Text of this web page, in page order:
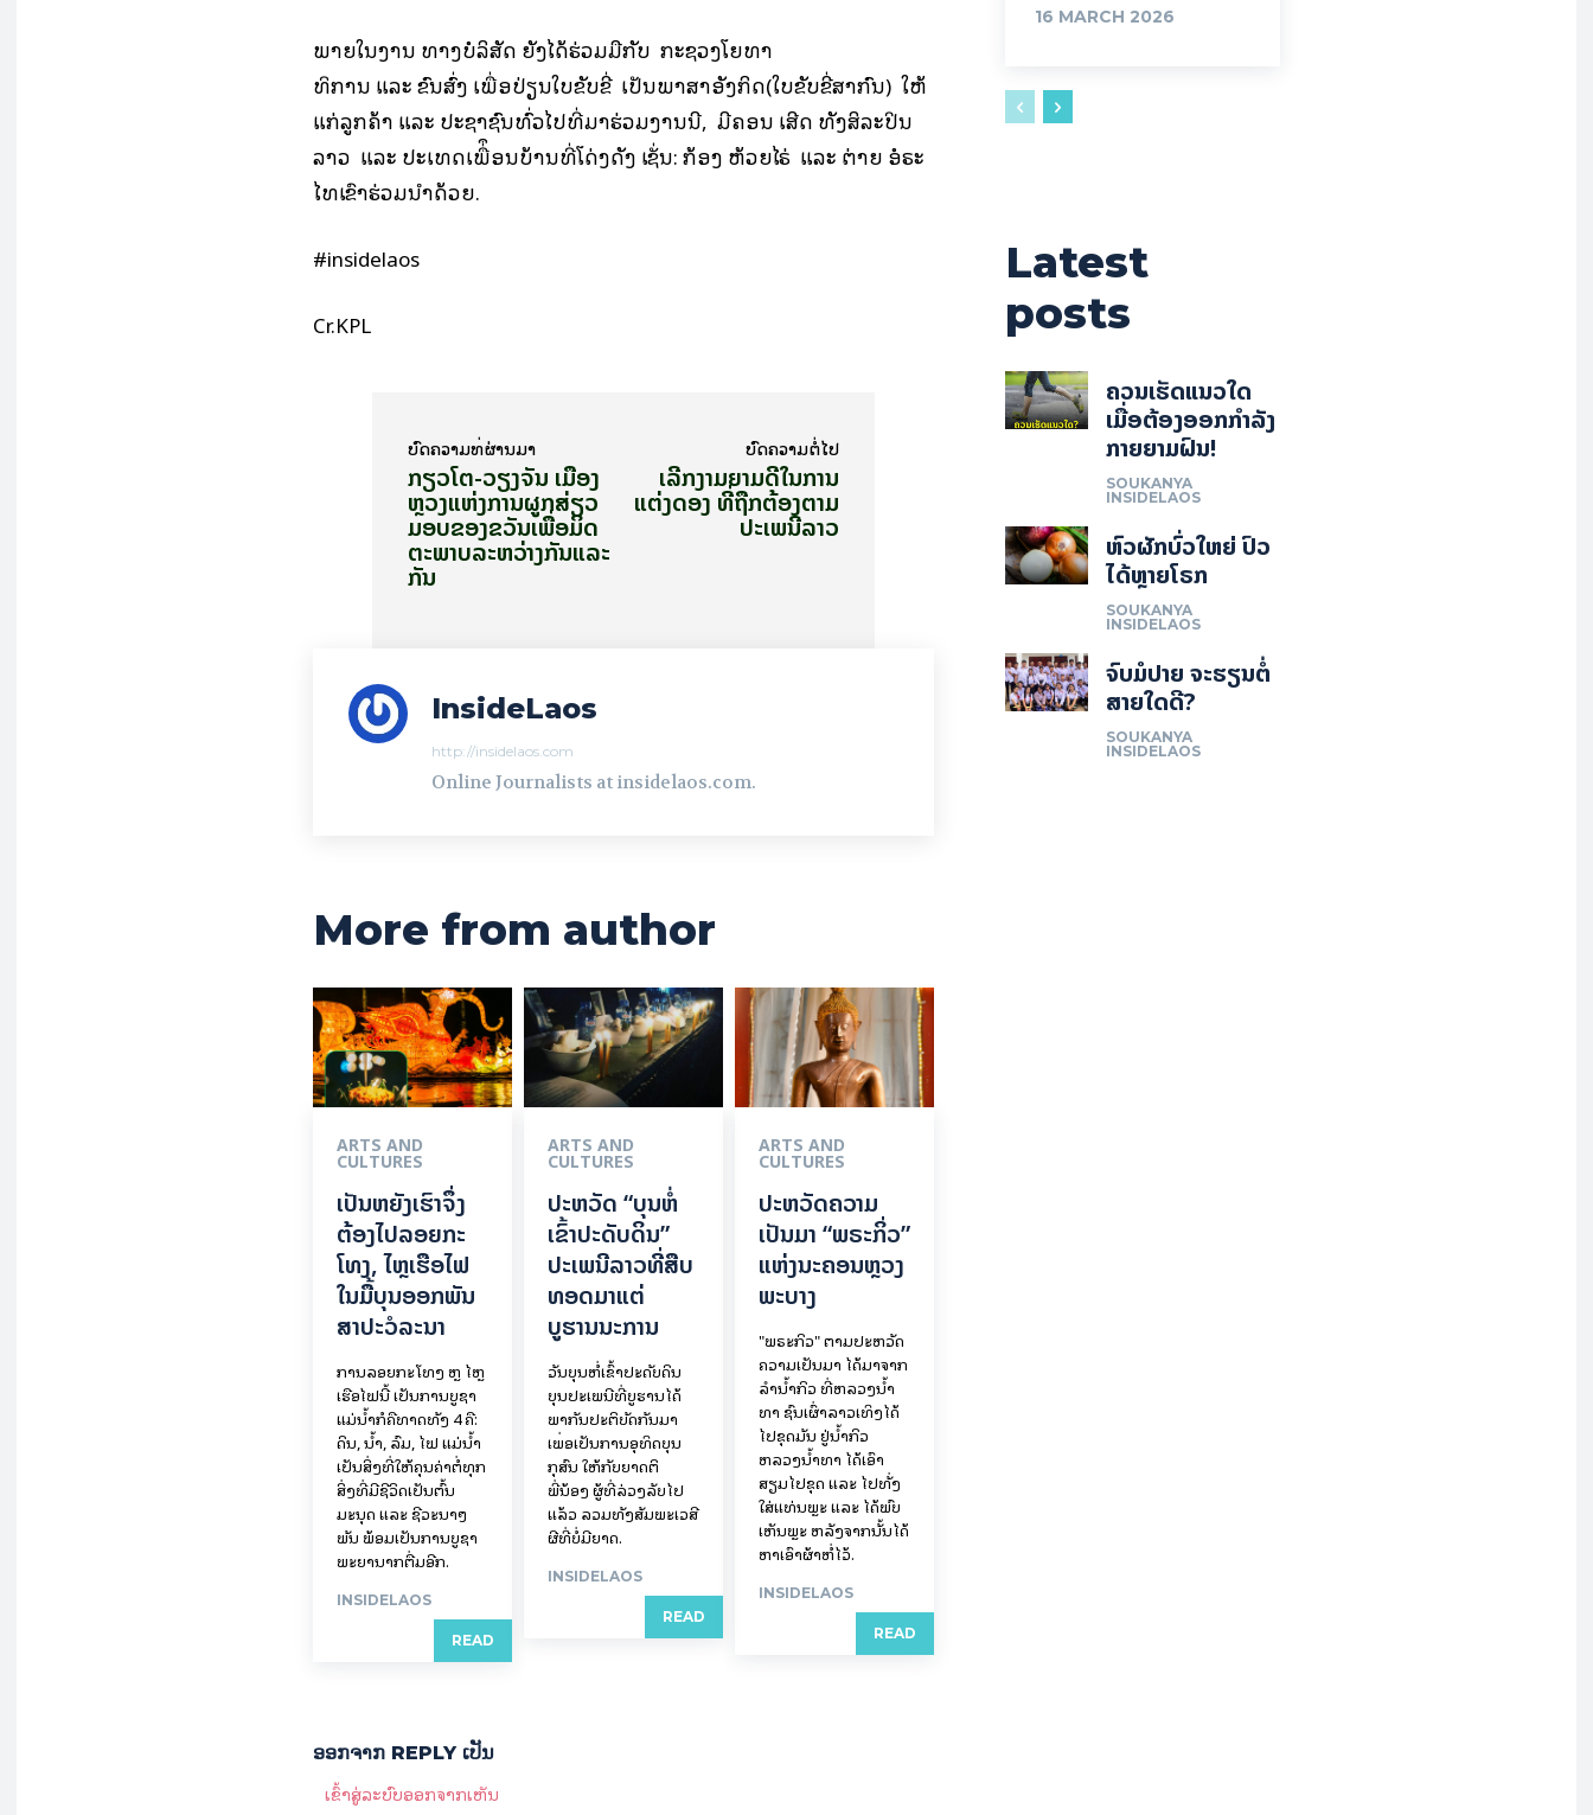
ພາຍໃນງານ ທາງບໍລິສັດ ຍັງໄດ້ຮ່ວມມືກັບ ກະຊວງໂຍທາ
ທິການ ແລະ ຂົນສົ່ງ ເພື່ອປ່ຽນໃບຂັບຂີ່ ເປັນພາສາອັງກິດ(ໃບຂັບຂີ່ສາກົນ) ໃຫ້
ແກ່ລູກຄ້າ ແລະ ປະຊາຊົນທົ່ວໄປທີ່ມາຮ່ວມງານນີ້, ມີຄອນ ເສີດ ທັງສິລະປິນ
ລາວ ແລະ ປະເທດເພື່ຶອນບ້ານທີ່ໂດ່ງດັງ ເຊັ່ນ: ກ້ອງ ຫ້ວຍໄຣ່ ແລະ ຕ່າຍ ອໍຣະ
ໄທເຂົ້າຮ່ວມນຳດ້ວຍ.
#insidelaos
Cr.KPL
ບົດ​ຄວາມ​ທີ່​ຜ່ານ​ມາ
ກຽວ​ໂຕ-ວຽງ​ຈັນ ເມືອງ​
ຫຼວງ​ແຫ່ງ​ການ​ຜູກ​ສ່ຽວ
ມອບ​ຂອງ​ຂວັນ​ເພື່ອ​ມິດ​
ຕະ​ພາບ​ລະ​ຫວ່າງ​ກັນ​ແລະ​
ກັນ
ບົດ​ຄວາມ​ຕໍ່​ໄປ
ເລີກງາມຍາມດີໃນການ
ແຕ່ງດອງ ທີ່ຖືກຕ້ອງຕາມ
ປະເພນີລາວ
InsideLaos
http://insidelaos.com
Online Journalists at insidelaos.com.
More from author
ARTS AND
CULTURES
ເປັນ​ຫຍັງ​ເຮົາ​ຈຶ່ງ​
ຕ້ອງ​ໄປລອຍ​ກະ​
ໂທງ, ໄຫຼ​ເຮືອ​ໄຟ
ໃນ​ມື້​​ບຸນ​ອອກ​ພັນ​
ສາ​ປະ​ວໍ​ລະ​ນາ
ການລອຍ​ກະ​ໂທງ ຫຼື ໄຫຼ
ເຮືອໄຟນີ້ ເປັນການບູຊາ
ແມ່ນໍ້າກໍຄືທາດທັງ 4 ຄື:
ດິນ, ນໍ້າ, ລົມ, ໄຟ ແມ່ນໍ້າ
ເປັນສິ່ງທີ່ໃຫ້ຄຸນຄ່າຕໍ່ທຸກ
ສິ່ງທີ່ມີຊີວິດເປັນຕົ້ນ
ມະນຸດ ແລະ ຊີວະນາໆ
ພັນ ພ້ອມເປັນການບູຊາ
ພະຍານາກຕື່ມອີກ.
INSIDELAOS
READ
ARTS AND
CULTURES
ປະຫວັດ “ບຸນຫໍ່
ເຂົ້າປະດັບດິນ”
ປະເພນີລາວທີ່ສືບ
ທອດມາແຕ່
ບູຮານນະການ
ວັນບຸນຫໍ່ເຂົ້າປະດັບດິນ
ບຸນປະເພນີທີ່ບູຮານໄດ້
ພາກັນປະຕິບັດກັນມາ
ເພື່ອເປັນການອຸທິດບຸນ
ກຸສົນ ໃຫ້ກັບຍາດຕິ
ພີ່ນ້ອງ ຜູ້ທີ່ລ່ວງລັບໄປ
ແລ້ວ ລວມທັງສັມພະເວສີ
ຜີທີ່ບໍ່ມີຍາດ.
INSIDELAOS
READ
ARTS AND
CULTURES
ປະຫວັດຄວາມ
ເປັນມາ “ພຣະກິ່ວ”
ແຫ່ງນະຄອນຫຼວງ
ພະບາງ
"ພຣະກິວ" ຕາມປະຫວັດ
ຄວາມເປັນມາ ໄດ້ມາຈາກ
ລຳນ້ຳກິວ ທີ່ຫລວງນ້ຳ
ທາ ຊົນເຜົ່າລາວເທິງໄດ້
ໄປຂຸດມັນ ຢູ່ນ້ຳກິວ
ຫລວງນ້ຳທາ ໄດ້ເອົາ
ສຽມໄປຂຸດ ແລະ ໄປທັ່ງ
ໃສ່ແທ່ນພຼະ ແລະ ໄດ້ພົບ
ເຫັນພຼະ ຫລັງຈາກນັ້ນໄດ້
ຫາເອົາຜ້າຫໍ່ໄວ້.
INSIDELAOS
READ
ອອກ​ຈາກ REPLY ເປັນ
ເຂົ້າ​ສູ່​ລະ​ບົບ​ອອກ​ຈາກ​ເຫັນ
16 MARCH 2026
Latest
posts
ຄວນເຮັດແນວໃດ
ເມື່ອຕ້ອງອອກກຳລັງ
ກາຍຍາມຝົນ!
SOUKANYA
INSIDELAOS
ຫົວຜັກບົ່ວໃຫຍ່ ປົວ
ໄດ້ຫຼາຍໂຣກ
SOUKANYA
INSIDELAOS
ຈົບມໍປາຍ ຈະຮຽນຕໍ່
ສາຍໃດດີ?
SOUKANYA
INSIDELAOS